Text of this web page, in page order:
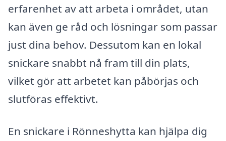
erfarenhet av att arbeta i området, utan
kan även ge råd och lösningar som passar
just dina behov. Dessutom kan en lokal
snickare snabbt nå fram till din plats,
vilket gör att arbetet kan påbörjas och
slutföras effektivt.
En snickare i Rönneshytta kan hjälpa dig